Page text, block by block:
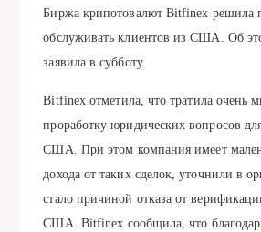
Биржа крипотовалют Bitfinex решила
обслуживать клиентов из США. Об
заявила в субботу.
Bitfinex отметила, что тратила очень
проработку юридических вопросов
США. При этом компания имеет
дохода от таких сделок, уточнили в
стало причиной отказа от
США. Bitfinex сообщила, что